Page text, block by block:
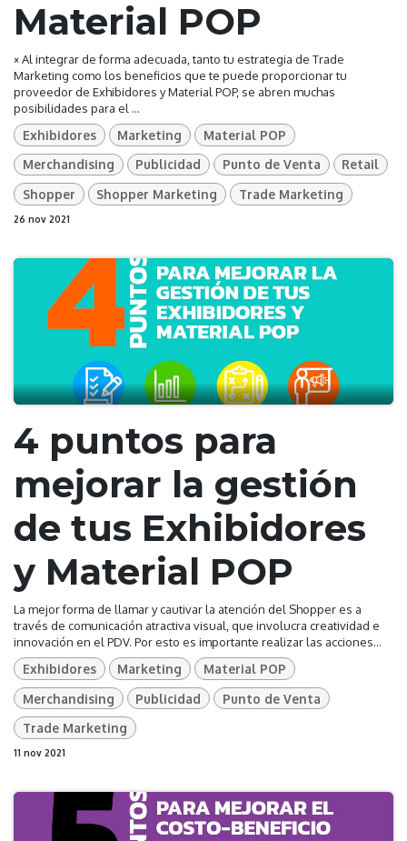
Material POP
× Al integrar de forma adecuada, tanto tu estrategia de Trade
Marketing como los beneficios que te puede proporcionar tu
proveedor de Exhibidores y Material POP, se abren muchas
posibilidades para el ...
Exhibidores Marketing
Material POP
Merchandising
Publicidad Punto de Venta
Retail
Shopper
Shopper Marketing Trade Marketing
26 nov 2021
4 puntos para
mejorar la gestión
de tus Exhibidores
y Material POP
La mejor forma de llamar y cautivar la atención del Shopper es a
través de comunicación atractiva visual, que involucra creatividad e
innovación en el PDV. Por esto es importante realizar las acciones...
Exhibidores Marketing
Material POP
Merchandising
Publicidad
Punto de Venta
Trade Marketing
11 nov 2021